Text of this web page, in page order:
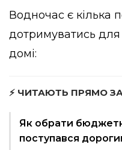
Водночас є кілька
дотримуватись
домі:
⚡ ЧИТАЮТЬ ПРЯМО
Як обрати
поступався